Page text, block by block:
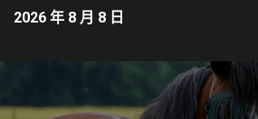
2026 年 8 月 8 日